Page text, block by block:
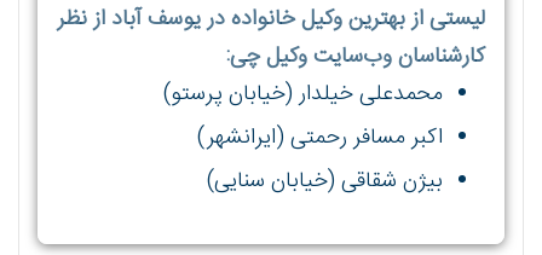
لیستی از بهترین وکیل خانواده در یوسف آباد از نظر
کارشناسان وب‌سایت وکیل چی:
محمدعلی خیلدار (خیابان پرستو)
اکبر مسافر رحمتی (ایرانشهر)
بیژن شقاقی (خیابان سنایی)